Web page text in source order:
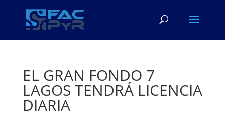
EL GRAN FONDO 7
LAGOS TENDRÁ LICENCIA
DIARIA